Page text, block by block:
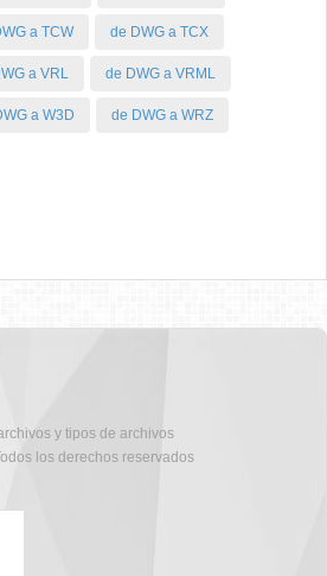
a TCW de DWG a TCX
a VRL de DWG a VRML
a W3D de DWG a WRZ
y tipos de archivos
los derechos reservados